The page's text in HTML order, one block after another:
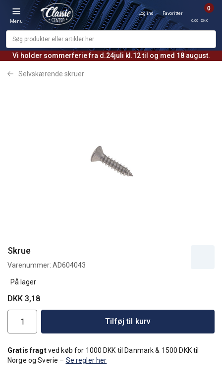
Vi holder sommerferie fra d.24juli kl.12 til og med 18 august.
Menu
Log ind Favoritter
0
0,00 DKK
Selvskærende skruer
Skrue
Varenummer: AD604043
På lager
DKK 3,18
Tilføj til kurv
Gratis fragtved køb for 1000 DKK til Danmark & 1500 DKK til
Norge og Sverie – Se regler her